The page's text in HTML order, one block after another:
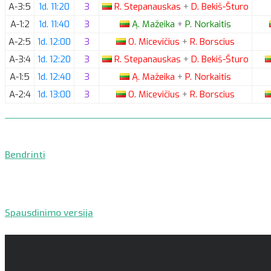
A-3:5 1d. 11:20 3 R. Stepanauskas + D. Bekiš-Šturo
A-1:2
1d. 11:40 3 Ą. Mažeika + P. Norkaitis
A-2:5 1d. 12:00 3 O. Micevičius + R. Borscius
A-3:4 1d. 12:20 3 R. Stepanauskas + D. Bekiš-Šturo
A-1:5
1d. 12:40 3 Ą. Mažeika + P. Norkaitis
A-2:4 1d. 13:00 3 O. Micevičius + R. Borscius
Bendrinti
Spausdinimo versija